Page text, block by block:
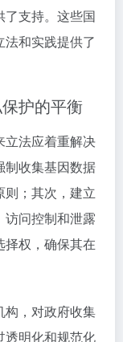
支持。这些国
和实践提供了
护的平衡
立法应着重解决
制收集基因数据
则；其次，建立
访问控制和泄露
择权，确保其在
构，对政府收集
透明化和规范化